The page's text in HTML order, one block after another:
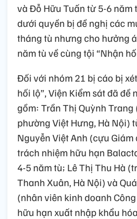
và Đỗ Hữu Tuấn từ 5-6 năm
dưới quyền bị đề nghị các
tháng tù nhưng cho hưởng
năm tù về cùng tội “Nhận
Đối với nhóm 21 bị cáo bị
hối lộ”, Viện Kiểm sát đã đề
gồm: Trần Thị Quỳnh
phường Việt Hưng, Hà Nội)
Nguyễn Việt Anh (cựu Giám
trách nhiệm hữu hạn
4-5 năm tù; Lê Thị Thu Hà
Thanh Xuân, Hà Nội) và
(nhân viên kinh doanh
hữu hạn xuất nhập khẩu